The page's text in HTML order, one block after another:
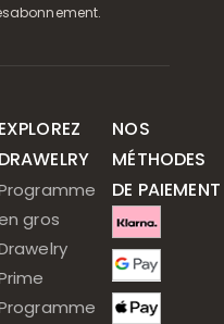
EXPLOREZ
DRAWELRY
gros
NOS
MÉTHODES
DE PAIEMENT